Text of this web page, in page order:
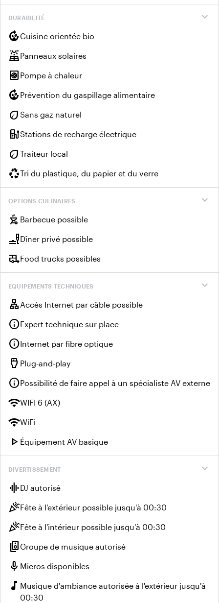
expand_more
DURABILITÉ
compostCuisine orientée bio
solar_powerPanneaux solaires
heat_pump Pompe à chaleur
compost Prévention du gaspillage alimentaire
eco Sans gaz naturel
ev_chargerStations de recharge électrique
eco Traiteur local
recyclingTri du plastique, du papier et du verre
expand_more
OPTIONS CULINAIRES
outdoor_grill Barbecue possible
brunch_diningDîner privé possible
rv_hookupFood trucks possibles
expand_more
EQUIPEMENTS TECHNIQUES
lan Accès Internet par câble possible
infoExpert technique sur place
infoInternet par fibre optique
settings_input_hdmi Plug-and-play
infoPossibilité de faire appel à un spécialiste AV externe
wifiWIFI 6 (AX)
wifiWiFi
play_arrow Équipement AV basique
expand_more
DIVERTISSEMENT
graphic_eq DJ autorisé
celebrationFête à l'extérieur possible jusqu'à 00:30
celebrationFête à l'intérieur possible jusqu'à 00:30
speaker_groupGroupe de musique autorisé
mic Micros disponibles
music_note Musique d'ambiance autorisée à l'extérieur jusqu'à
00:30